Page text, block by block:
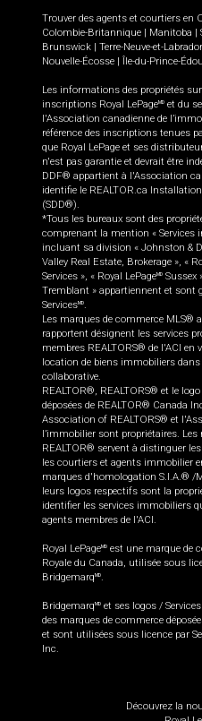
Trouver des agents et courtiers en
Colombie-Britannique
Manitoba
Brunswick
Terre-Neuve-et-Labrador
Nouvelle-Écosse
Île-du-Prince-
Les informations des propriétés
inscriptions Royal LePageMD et du
l'Association canadienne de
référence des inscriptions tenues
que Royal LePage et ses
n'est pas garantie et devrait être
DDF® appartient à l'Association
identifie le REALTOR.ca
(SDD®).
*Tous les bureaux sont des
comprenant la mention « Services
incluant sa division « Johnston &
Valley Real Estate, Brokerage », «
Services », « Royal LePageMD Sussex
Tremblant » appartiennent et sont
ServicesMD.
Les marques de commerce MLS®
rapportent désignent les services
membres REALTORS® de l'ACI en
location de biens immobiliers
collaborative.
REALTOR®, REALTORS® et le
déposées de REALTOR® Canada
Association of REALTORS® et
l’immobilier sont propriétaires.
REALTOR® servent à distinguer
les courtiers et agents immobilier
marques d'homologation S.I.A.® /
leurs logos respectifs sont la
identifier les services immobiliers
agents membres de l'ACI.
Royal LePageMD est une marque de
Royale du Canada, utilisée sous
BridgemarqMD.
BridgemarqMD et ses logos /
des marques de commerce
et sont utilisées sous licence par
Inc.
Découvrez la